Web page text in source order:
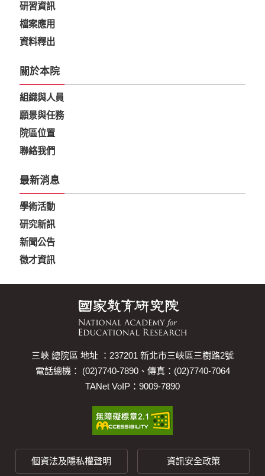
研習資訊
檔案應用
資料釋出
關於本院
組織與人員
願景與任務
院區位置
聯絡我們
最新消息
學術活動
研究新訊
新聞公告
徵才資訊
三峽 總院區 地址 ：237201 新北市三峽區三樹路2號
電話總機： (02)7740-7890、傳真：(02)7740-7064
TANet VoIP：9009-7890
個資法及隱私權聲明 資訊安全政策